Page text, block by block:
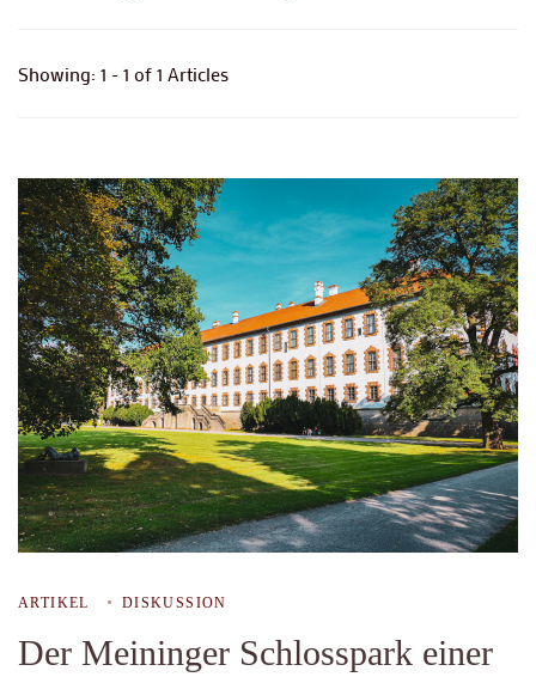
Showing: 1 - 1 of 1 Articles
ARTIKEL DISKUSSION
Der Meininger Schlosspark einer